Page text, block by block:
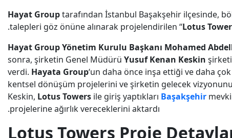
Hayat Grouptarafından İstanbul Başakşehir ilçesinde,
talepleri göz önüne alınarak projelendirilen “Lotus
Hayat Group Yönetim Kurulu Başkanı Mohamed
sonra, şirketin Genel Müdürü Yusuf Kenan Keskin
verdi. Hayata Group‘un daha önce inşa ettiği ve daha
kentsel dönüşüm projelerini ve şirketin gelecek
Keskin, Lotus Towers ile giriş yaptıkları Başakşehir
projelerine ağırlık vereceklerini aktardı.
Lotus Towers Proje